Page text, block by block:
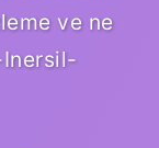
ve ne